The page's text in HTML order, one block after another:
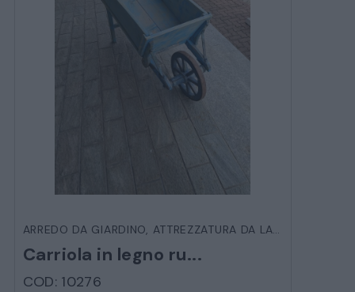
ARREDO DA GIARDINO, ATTREZZATURA DA LAVORO D'EPOCA
Carriola in legno ru...
COD: 10276